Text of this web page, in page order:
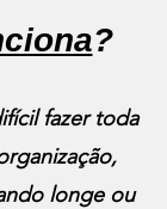
?
fazer toda
longe ou